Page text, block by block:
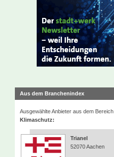
Aus dem Branchenindex
Ausgewählte Anbieter aus dem Bereich
Klimaschutz:
Trianel
52070 Aachen